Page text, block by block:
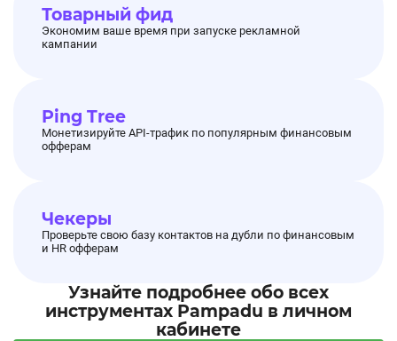
⭕️Предзаказ на GTA 6
⭕️Пополнение Xbox
сылки можно забрать в
Лендингах
оффера.
Товарный фид
Экономим ваше время при запуске рекламной
кампании
Ping Tree
Монетизируйте API-трафик по популярным финансовым
офферам
Чекеры
Проверьте свою базу контактов на дубли по финансовым
и HR офферам
Узнайте подробнее обо всех
инструментах Pampadu в личном
кабинете